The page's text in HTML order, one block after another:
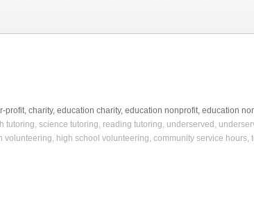
profit, charity, education charity, education nonprofit, education
tutoring, science tutoring, reading tutoring, underserved,
volunteering, high school volunteering, community service hours,